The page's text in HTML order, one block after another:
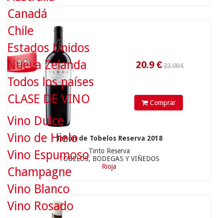
- 5 %
Comprar
Tahón de Tobelos Reserva 2018
Tinto Reserva
TOBELOS, BODEGAS Y VIÑEDOS
Rioja
38.86€
Canadá
Chile
Estados Unidos
Nueva Zelanda
Todos los países
CLASE DE VINO
Vino Dulce
Vino de Hielo
Vino Espumoso
Champagne
Vino Blanco
Vino Rosado